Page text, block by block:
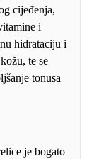
cijeđenja,
i
hidrataciju i
te se
tonusa
je bogato